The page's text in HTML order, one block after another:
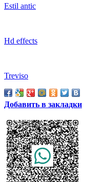
Estil antic
Hd effects
Treviso
Добавить в закладки